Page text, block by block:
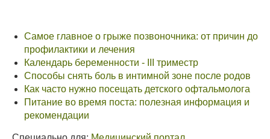
Самое главное о грыже позвоночника: от причин до
профилактики и лечения
Календарь беременности - III триместр
Способы снять боль в интимной зоне после родов
Как часто нужно посещать детского офтальмолога
Питание во время поста: полезная информация и
рекомендации